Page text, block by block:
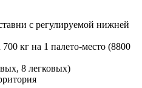
с регулируемой нижней
кг на 1 палето-место (8800
8 легковых)